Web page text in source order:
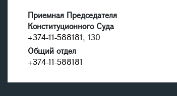
Приемная Председателя
Конституционного Суда
+374-11-588181, 130
Общий отдел
+374-11-588181